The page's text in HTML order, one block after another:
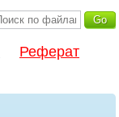
Реферат